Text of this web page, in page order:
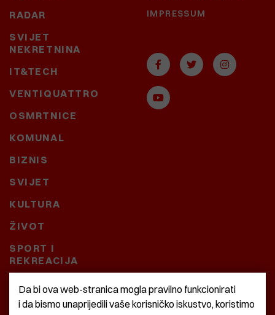
RADAR
SVIJET
NEKRETNINA
IT&TECH
VENTIQUATTRO
OSMRTNICE
KOMUNAL
BIZNIS
SVIJET
KULTURA
ŽIVOT
SPORT I
REKREACIJA
CRNA KRONIKA
BAŠTARDINI I PRAVI
IMPRESSUM
Da bi ova web-stranica mogla pravilno funkcionirati
i da bismo unaprijedili vaše korisničko iskustvo, koristimo